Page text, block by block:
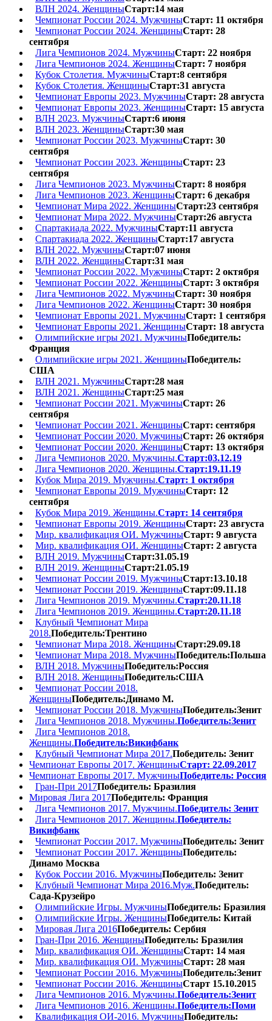
ВЛН 2024. ЖенщиныСтарт:14 мая
Чемпионат России 2024. МужчиныСтарт: 11 октября
Чемпионат России 2024. ЖенщиныСтарт: 28
сентября
Лига Чемпионов 2024. МужчиныСтарт: 22 ноября
Лига Чемпионов 2024. ЖенщиныСтарт: 7 ноября
Кубок Столетия. МужчиныСтарт:8 сентября
Кубок Столетия. ЖенщиныСтарт:31 августа
Чемпионат Европы 2023. МужчиныСтарт: 28 августа
Чемпионат Европы 2023. ЖенщиныСтарт: 15 августа
ВЛН 2023. МужчиныСтарт:6 июня
ВЛН 2023. ЖенщиныСтарт:30 мая
Чемпионат России 2023. МужчиныСтарт: 30
сентября
Чемпионат России 2023. ЖенщиныСтарт: 23
сентября
Лига Чемпионов 2023. МужчиныСтарт: 8 ноября
Лига Чемпионов 2023. ЖенщиныСтарт: 6 декабря
Чемпионат Мира 2022. ЖенщиныСтарт:23 сентября
Чемпионат Мира 2022. МужчиныСтарт:26 августа
Спартакиада 2022. МужчиныСтарт:11 августа
Спартакиада 2022. ЖенщиныСтарт:17 августа
ВЛН 2022. МужчиныСтарт:07 июня
ВЛН 2022. ЖенщиныСтарт:31 мая
Чемпионат России 2022. МужчиныСтарт: 2 октября
Чемпионат России 2022. ЖенщиныСтарт: 3 октября
Лига Чемпионов 2022. МужчиныСтарт: 30 ноября
Лига Чемпионов 2022. ЖенщиныСтарт: 30 ноября
Чемпионат Европы 2021. МужчиныСтарт: 1 сентября
Чемпионат Европы 2021. ЖенщиныСтарт: 18 августа
Олимпийские игры 2021. МужчиныПобедитель:
Франция
Олимпийские игры 2021. ЖенщиныПобедитель:
США
ВЛН 2021. МужчиныСтарт:28 мая
ВЛН 2021. ЖенщиныСтарт:25 мая
Чемпионат России 2021. МужчиныСтарт: 26
сентября
Чемпионат России 2021. ЖенщиныСтарт: сентября
Чемпионат России 2020. МужчиныСтарт: 26 октября
Чемпионат России 2020. ЖенщиныСтарт: 13 октября
Лига Чемпионов 2020. Мужчины.Старт:03.12.19
Лига Чемпионов 2020. Женщины.Старт:19.11.19
Кубок Мира 2019. Мужчины.Старт: 1 октября
Чемпионат Европы 2019. МужчиныСтарт: 12
сентября
Кубок Мира 2019. Женщины.Старт: 14 сентября
Чемпионат Европы 2019. ЖенщиныСтарт: 23 августа
Мир. квалификация ОИ. МужчиныСтарт: 9 августа
Мир. квалификация ОИ. ЖенщиныСтарт: 2 августа
ВЛН 2019. МужчиныСтарт:31.05.19
ВЛН 2019. ЖенщиныСтарт:21.05.19
Чемпионат России 2019. МужчиныСтарт:13.10.18
Чемпионат России 2019. ЖенщиныСтарт:09.11.18
Лига Чемпионов 2019. Мужчины.Старт:20.11.18
Лига Чемпионов 2019. Женщины.Старт:20.11.18
Клубный Чемпионат Мира
2018.Победитель:Трентино
Чемпионат Мира 2018. ЖенщиныСтарт:29.09.18
Чемпионат Мира 2018. МужчиныПобедитель:Польша
ВЛН 2018. МужчиныПобедитель:Россия
ВЛН 2018. ЖенщиныПобедитель:США
Чемпионат России 2018.
ЖенщиныПобедитель:Динамо М.
Чемпионат России 2018. МужчиныПобедитель:Зенит
Лига Чемпионов 2018. Мужчины.Победитель:Зенит
Лига Чемпионов 2018.
Женщины.Победитель:Викифбанк
Клубный Чемпионат Мира 2017.Победитель: Зенит
Чемпионат Европы 2017. ЖенщиныСтарт: 22.09.2017
Чемпионат Европы 2017. МужчиныПобедитель: Россия
Гран-При 2017Победитель: Бразилия
Мировая Лига 2017Победитель: Франция
Лига Чемпионов 2017. Мужчины.Победитель: Зенит
Лига Чемпионов 2017. Женщины.Победитель:
Викифбанк
Чемпионат России 2017. МужчиныПобедитель: Зенит
Чемпионат России 2017. ЖенщиныПобедитель:
Динамо Москва
Кубок России 2016. МужчиныПобедитель: Зенит
Клубный Чемпионат Мира 2016.Муж.Победитель:
Сада-Крузейро
Олимпийские Игры. МужчиныПобедитель: Бразилия
Олимпийские Игры. ЖенщиныПобедитель: Китай
Мировая Лига 2016Победитель: Сербия
Гран-При 2016. ЖенщиныПобедитель: Бразилия
Мир. квалификация ОИ. ЖенщиныСтарт: 14 мая
Мир. квалификация ОИ. МужчиныСтарт: 28 мая
Чемпионат России 2016. МужчиныПобедитель:Зенит
Чемпионат России 2016. ЖенщиныСтарт 15.10.2015
Лига Чемпионов 2016. Мужчины.Победитель:Зенит
Лига Чемпионов 2016. Женщины.Победитель:Поми
Квалификация ОИ-2016. МужчиныПобедитель: